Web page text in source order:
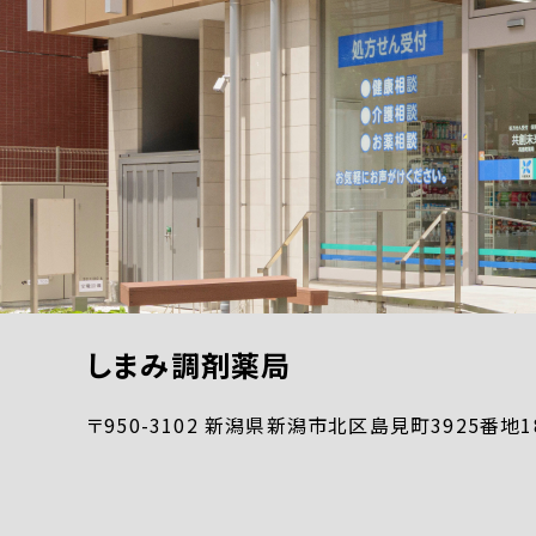
しまみ調剤薬局
〒950-3102 新潟県新潟市北区島見町3925番地